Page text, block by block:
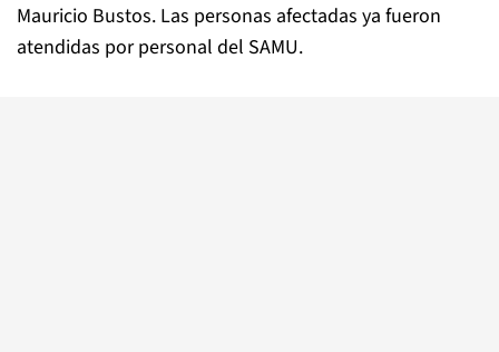
Mauricio Bustos. Las personas afectadas ya fueron
atendidas por personal del SAMU.